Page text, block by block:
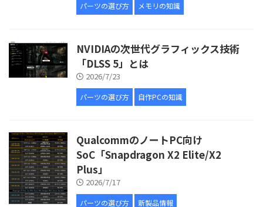
パーツの選び方 メモリの知識
NVIDIAの次世代グラフィックス技術
「DLSS 5」とは
2026/7/23
パーツの選び方 自作PCの知識
QualcommのノートPC向け
SoC「Snapdragon X2 Elite/X2
Plus」
2026/7/17
パーツの選び方 新製品情報